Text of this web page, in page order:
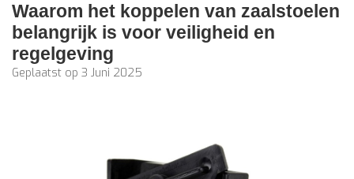
Waarom het koppelen van zaalstoelen
belangrijk is voor veiligheid en
regelgeving
Geplaatst op 3 Juni 2025